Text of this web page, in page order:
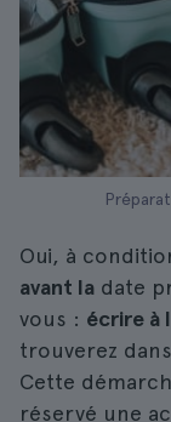
Oui, à
avant la date
vous : écrire à
trouverez
Cette
réservé une